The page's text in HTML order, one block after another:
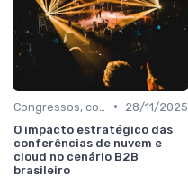
•
28/11/2025
O impacto estratégico das
conferências de nuvem e
cloud no cenário B2B
brasileiro